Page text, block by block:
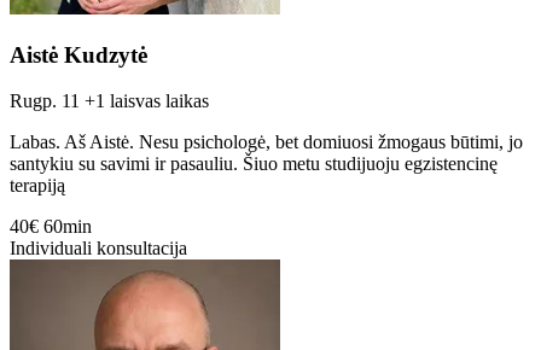
Aistė Kudzytė
Rugp. 11 +1 laisvas laikas
Labas. Aš Aistė. Nesu psichologė, bet domiuosi žmogaus būtimi, jo
santykiu su savimi ir pasauliu. Šiuo metu studijuoju egzistencinę
terapiją
40€ 60min
Individuali konsultacija